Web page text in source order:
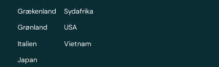
Grækenland
Grønland
Italien
Japan
Sydafrika
USA
Vietnam